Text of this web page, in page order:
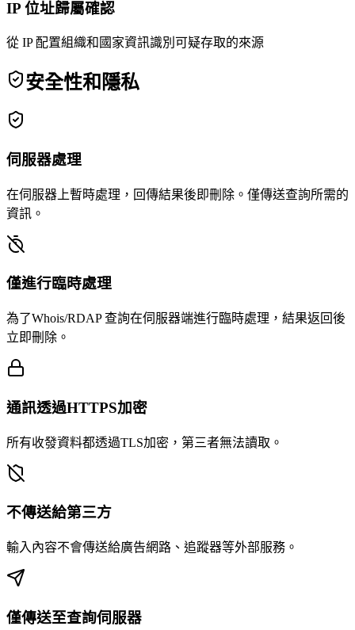
IP 位址歸屬確認
從 IP 配置組織和國家資訊識別可疑存取的來源
安全性和隱私
伺服器處理
在伺服器上暫時處理，回傳結果後即刪除。僅傳送查詢所需的
資訊。
僅進行臨時處理
為了Whois/RDAP 查詢在伺服器端進行臨時處理，結果返回後
立即刪除。
通訊透過HTTPS加密
所有收發資料都透過TLS加密，第三者無法讀取。
不傳送給第三方
輸入內容不會傳送給廣告網路、追蹤器等外部服務。
僅傳送至查詢伺服器